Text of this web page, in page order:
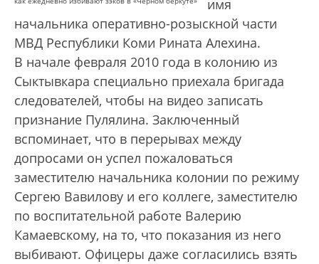
имя
начальника оперативно-розыскной части
МВД Республики Коми Рината Алехина.
В начале февраля 2010 года в колонию из
Сыктывкара специально приехала бригада
следователей, чтобы на видео записать
признание Пулялина. Заключенный
вспоминает, что в перерывах между
допросами он успел пожаловаться
заместителю начальника колонии по режиму
Сергею Вавилову и его коллеге, заместителю
по воспитательной работе Валерию
Камаевскому, на то, что показания из него
выбивают. Офицеры даже согласились взять